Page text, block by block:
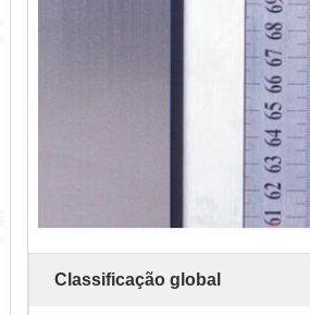
Classificação global